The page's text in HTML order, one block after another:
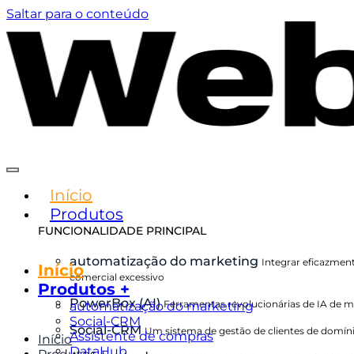
Saltar para o conteúdo
Início
Produtos
FUNCIONALIDADE PRINCIPAL
automatização do marketing Integrar
comercial excessivo
PowerBox (AI) Ferramentas revolucionárias de IA de
Social-CRM Um sistema de gestão de clientes de
Início
Produtos +
automatização do marketing
Social-CRM
Assistente de compras
Início